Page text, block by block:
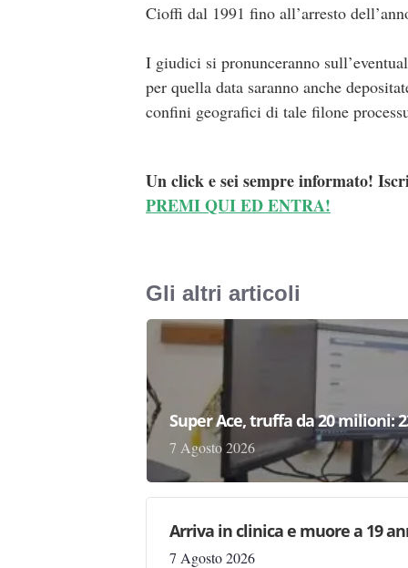
Cioffi dal 1991 fino all’arresto
I giudici si pronunceranno
per quella data saranno anche
confini geografici di tale filone
Un click e sei sempre informato!
PREMI QUI ED ENTRA!
Gli altri articoli
Super Ace, truffa da 20 milioni:
7 Agosto 2026
Arriva in clinica e muore a 19
7 Agosto 2026